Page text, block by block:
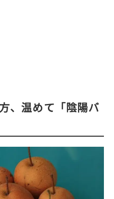
、温めて「陰陽バ